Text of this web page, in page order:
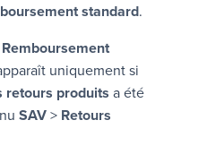
standard.
Remboursement
uniquement si
retours produits a été
SAV> Retours